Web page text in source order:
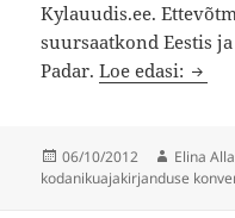
Kylauudis.ee.
suursaatkond Eestis
Padar.Loe edasi:
Postitatud
06/10/2012 Autor
Elina
kodanikuajakirjanduse